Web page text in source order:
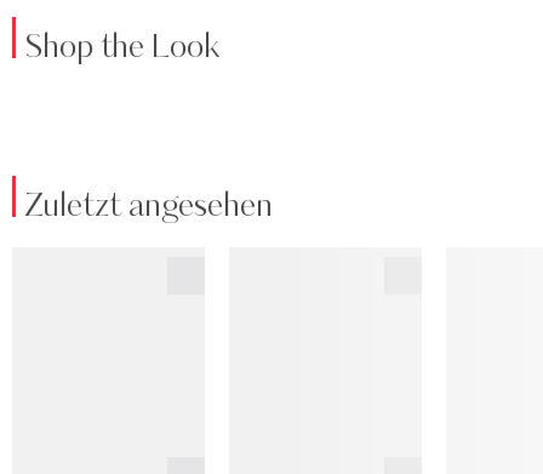
Shop the Look
Zuletzt angesehen